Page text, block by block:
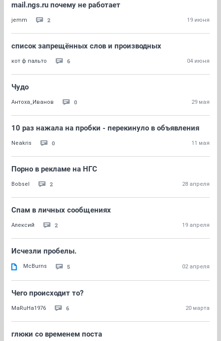
mail.ngs.ru почему не работает
jemm 2 19 июня
список запрещённых слов и производных
кот ф пальто 6 04 июня
Чудо
Антоха_Иванов 0 29 мая
10 раз нажала на пробки - перекинуло в объявления
Neakris 0 11 мая
Порно в рекламе на НГС
Bobsel 2 28 апреля
Спам в личных сообщениях
Алексий 2 19 апреля
Исчезли пробелы.
McBurns 5 02 апреля
Чего происходит то?
MaRuHa1976 6 20 марта
глюки со временем поста